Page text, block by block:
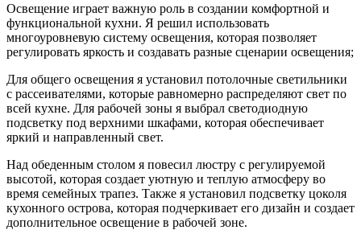
Освещение играет важную роль в создании комфортной и
функциональной кухни. Я решил использовать
многоуровневую систему освещения, которая позволяет
регулировать яркость и создавать разные сценарии освещения;
Для общего освещения я установил потолочные светильники
с рассеивателями, которые равномерно распределяют свет по
всей кухне. Для рабочей зоны я выбрал светодиодную
подсветку под верхними шкафами, которая обеспечивает
яркий и направленный свет.
Над обеденным столом я повесил люстру с регулируемой
высотой, которая создает уютную и теплую атмосферу во
время семейных трапез. Также я установил подсветку цоколя
кухонного острова, которая подчеркивает его дизайн и создает
дополнительное освещение в рабочей зоне.